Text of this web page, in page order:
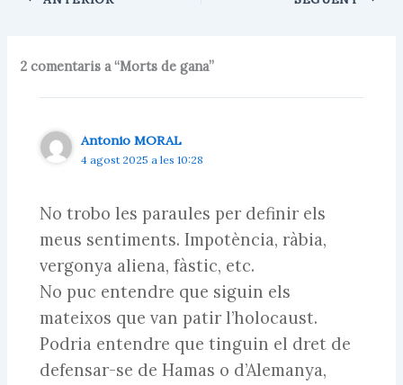
x
2 comentaris a “Morts de gana”
Antonio MORAL
4 agost 2025 a les 10:28
No trobo les paraules per definir els
meus sentiments. Impotència, ràbia,
vergonya aliena, fàstic, etc.
No puc entendre que siguin els
mateixos que van patir l’holocaust.
Podria entendre que tinguin el dret de
defensar-se de Hamas o d’Alemanya,